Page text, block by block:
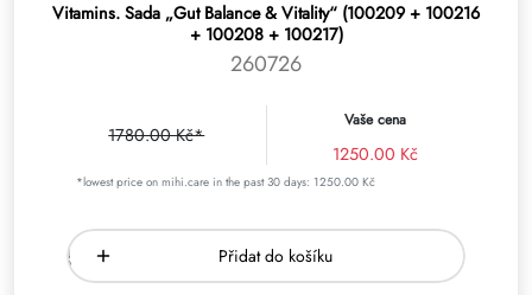
Vitamins. Sada „Gut Balance & Vitality“ (100209 + 100216
+ 100208 + 100217)
260726
1780.00 Kč*
Vaše cena
1250.00 Kč
*lowest price on mihi.care in the past 30 days: 1250.00 Kč
Přidat do košíku